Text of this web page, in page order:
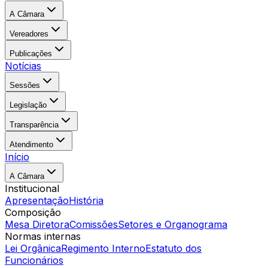
A Câmara
Vereadores
Publicações
Notícias
Sessões
Legislação
Transparência
Atendimento
Início
A Câmara
Institucional
ApresentaçãoHistória
Composição
Mesa DiretoraComissõesSetores e Organograma
Normas internas
Lei OrgânicaRegimento InternoEstatuto dos
Funcionários